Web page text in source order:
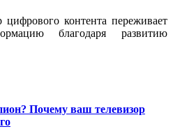
контента переживает
благодаря развитию
Почему ваш телевизор